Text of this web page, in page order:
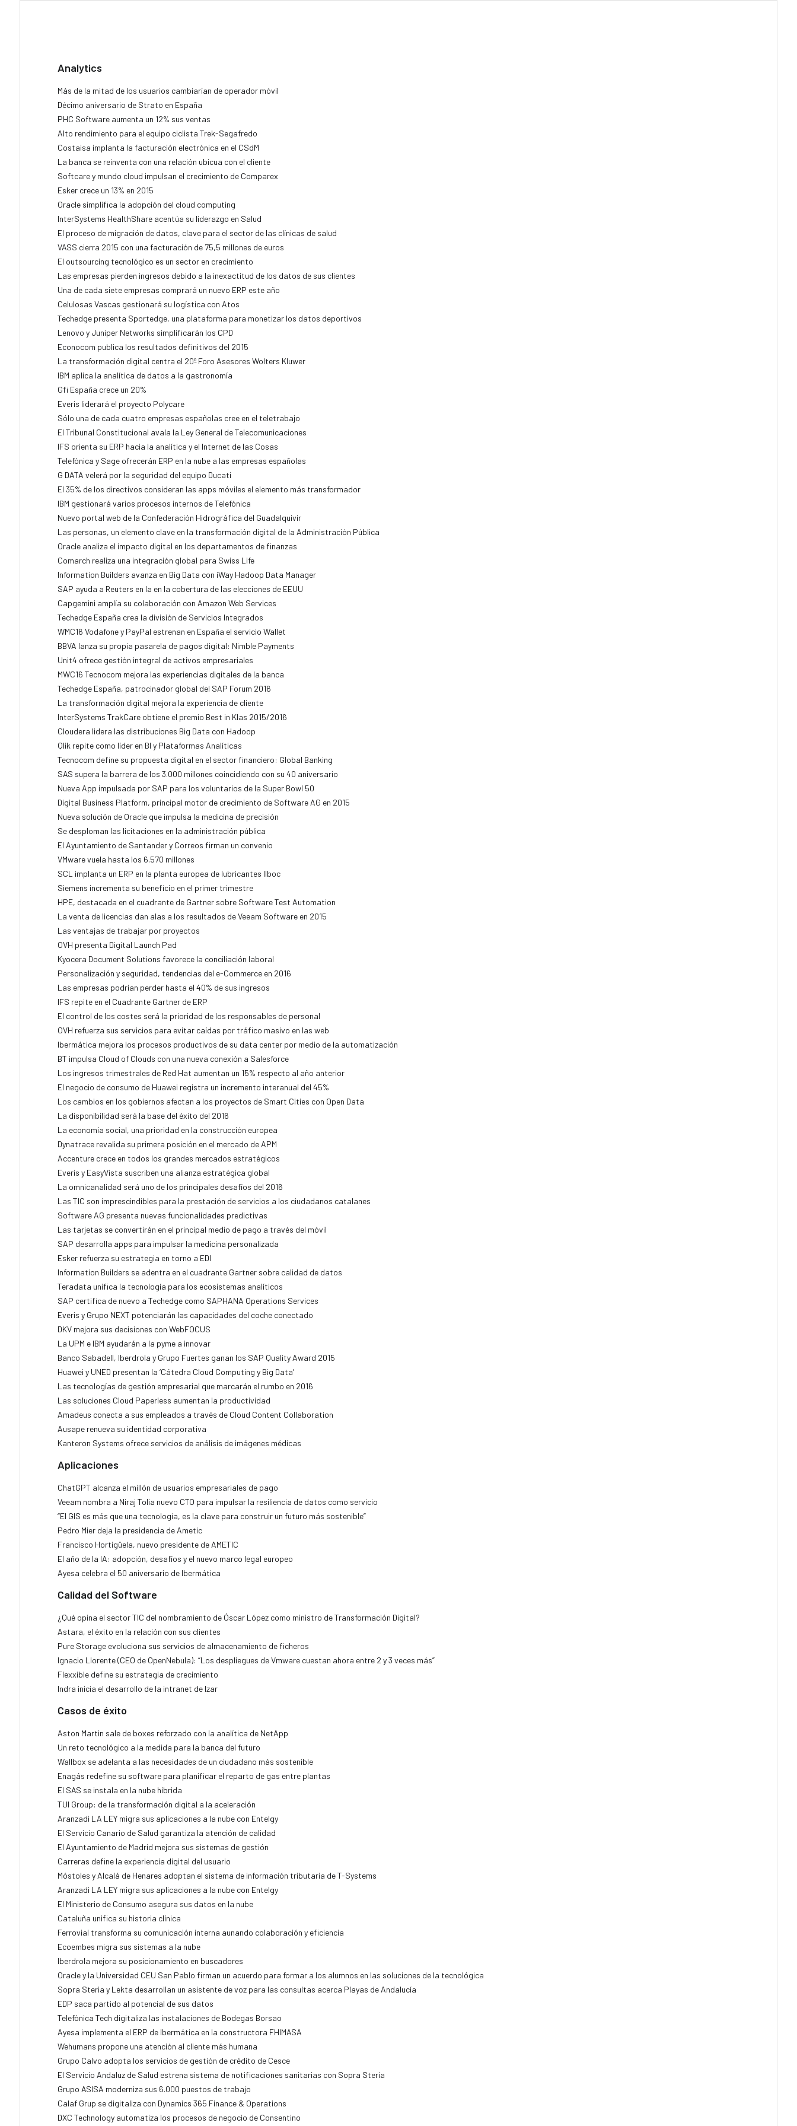
Analytics
Más de la mitad de los usuarios cambiarían de operador móvil
Décimo aniversario de Strato en España
PHC Software aumenta un 12% sus ventas
Alto rendimiento para el equipo ciclista Trek-Segafredo
Costaisa implanta la facturación electrónica en el CSdM
La banca se reinventa con una relación ubicua con el cliente
Softcare y mundo cloud impulsan el crecimiento de Comparex
Esker crece un 13% en 2015
Oracle simplifica la adopción del cloud computing
InterSystems HealthShare acentúa su liderazgo en Salud
El proceso de migración de datos, clave para el sector de las clínicas de salud
VASS cierra 2015 con una facturación de 75,5 millones de euros
El outsourcing tecnológico es un sector en crecimiento
Las empresas pierden ingresos debido a la inexactitud de los datos de sus clientes
Una de cada siete empresas comprará un nuevo ERP este año
Celulosas Vascas gestionará su logística con Atos
Techedge presenta Sportedge, una plataforma para monetizar los datos deportivos
Lenovo y Juniper Networks simplificarán los CPD
Econocom publica los resultados definitivos del 2015
La transformación digital centra el 20º Foro Asesores Wolters Kluwer
IBM aplica la analítica de datos a la gastronomía
Gfi España crece un 20%
Everis liderará el proyecto Polycare
Sólo una de cada cuatro empresas españolas cree en el teletrabajo
El Tribunal Constitucional avala la Ley General de Telecomunicaciones
IFS orienta su ERP hacia la analítica y el Internet de las Cosas
Telefónica y Sage ofrecerán ERP en la nube a las empresas españolas
G DATA velerá por la seguridad del equipo Ducati
El 35% de los directivos consideran las apps móviles el elemento más transformador
IBM gestionará varios procesos internos de Telefónica
Nuevo portal web de la Confederación Hidrográfica del Guadalquivir
Las personas, un elemento clave en la transformación digital de la Administración Pública
Oracle analiza el impacto digital en los departamentos de finanzas
Comarch realiza una integración global para Swiss Life
Information Builders avanza en Big Data con iWay Hadoop Data Manager
SAP ayuda a Reuters en la en la cobertura de las elecciones de EEUU
Capgemini amplía su colaboración con Amazon Web Services
Techedge España crea la división de Servicios Integrados
WMC16 Vodafone y PayPal estrenan en España el servicio Wallet
BBVA lanza su propia pasarela de pagos digital: Nimble Payments
Unit4 ofrece gestión integral de activos empresariales
MWC16 Tecnocom mejora las experiencias digitales de la banca
Techedge España, patrocinador global del SAP Forum 2016
La transformación digital mejora la experiencia de cliente
InterSystems TrakCare obtiene el premio Best in Klas 2015/2016
Cloudera lidera las distribuciones Big Data con Hadoop
Qlik repite como líder en BI y Plataformas Analíticas
Tecnocom define su propuesta digital en el sector financiero: Global Banking
SAS supera la barrera de los 3.000 millones coincidiendo con su 40 aniversario
Nueva App impulsada por SAP para los voluntarios de la Super Bowl 50
Digital Business Platform, principal motor de crecimiento de Software AG en 2015
Nueva solución de Oracle que impulsa la medicina de precisión
Se desploman las licitaciones en la administración pública
El Ayuntamiento de Santander y Correos firman un convenio
VMware vuela hasta los 6.570 millones
SCL implanta un ERP en la planta europea de lubricantes Ilboc
Siemens incrementa su beneficio en el primer trimestre
HPE, destacada en el cuadrante de Gartner sobre Software Test Automation
La venta de licencias dan alas a los resultados de Veeam Software en 2015
Las ventajas de trabajar por proyectos
OVH presenta Digital Launch Pad
Kyocera Document Solutions favorece la conciliación laboral
Personalización y seguridad, tendencias del e-Commerce en 2016
Las empresas podrían perder hasta el 40% de sus ingresos
IFS repite en el Cuadrante Gartner de ERP
El control de los costes será la prioridad de los responsables de personal
OVH refuerza sus servicios para evitar caídas por tráfico masivo en las web
Ibermática mejora los procesos productivos de su data center por medio de la automatización
BT impulsa Cloud of Clouds con una nueva conexión a Salesforce
Los ingresos trimestrales de Red Hat aumentan un 15% respecto al año anterior
El negocio de consumo de Huawei registra un incremento interanual del 45%
Los cambios en los gobiernos afectan a los proyectos de Smart Cities con Open Data
La disponibilidad será la base del éxito del 2016
La economía social, una prioridad en la construcción europea
Dynatrace revalida su primera posición en el mercado de APM
Accenture crece en todos los grandes mercados estratégicos
Everis y EasyVista suscriben una alianza estratégica global
La omnicanalidad será uno de los principales desafíos del 2016
Las TIC son imprescindibles para la prestación de servicios a los ciudadanos catalanes
Software AG presenta nuevas funcionalidades predictivas
Las tarjetas se convertirán en el principal medio de pago a través del móvil
SAP desarrolla apps para impulsar la medicina personalizada
Esker refuerza su estrategia en torno a EDI
Information Builders se adentra en el cuadrante Gartner sobre calidad de datos
Teradata unifica la tecnología para los ecosistemas analíticos
SAP certifica de nuevo a Techedge como SAPHANA Operations Services
Everis y Grupo NEXT potenciarán las capacidades del coche conectado
DKV mejora sus decisiones con WebFOCUS
La UPM e IBM ayudarán a la pyme a innovar
Banco Sabadell, Iberdrola y Grupo Fuertes ganan los SAP Quality Award 2015
Huawei y UNED presentan la ‘Cátedra Cloud Computing y Big Data’
Las tecnologías de gestión empresarial que marcarán el rumbo en 2016
Las soluciones Cloud Paperless aumentan la productividad
Amadeus conecta a sus empleados a través de Cloud Content Collaboration
Ausape renueva su identidad corporativa
Kanteron Systems ofrece servicios de análisis de imágenes médicas
Aplicaciones
ChatGPT alcanza el millón de usuarios empresariales de pago
Veeam nombra a Niraj Tolia nuevo CTO para impulsar la resiliencia de datos como servicio
“El GIS es más que una tecnología, es la clave para construir un futuro más sostenible”
Pedro Mier deja la presidencia de Ametic
Francisco Hortigüela, nuevo presidente de AMETIC
El año de la IA: adopción, desafíos y el nuevo marco legal europeo
Ayesa celebra el 50 aniversario de Ibermática
Calidad del Software
¿Qué opina el sector TIC del nombramiento de Óscar López como ministro de Transformación Digital?
Astara, el éxito en la relación con sus clientes
Pure Storage evoluciona sus servicios de almacenamiento de ficheros
Ignacio Llorente (CEO de OpenNebula): “Los despliegues de Vmware cuestan ahora entre 2 y 3 veces más”
Flexxible define su estrategia de crecimiento
Indra inicia el desarrollo de la intranet de Izar
Casos de éxito
Aston Martin sale de boxes reforzado con la analítica de NetApp
Un reto tecnológico a la medida para la banca del futuro
Wallbox se adelanta a las necesidades de un ciudadano más sostenible
Enagás redefine su software para planificar el reparto de gas entre plantas
El SAS se instala en la nube híbrida
TUI Group: de la transformación digital a la aceleración
Aranzadi LA LEY migra sus aplicaciones a la nube con Entelgy
El Servicio Canario de Salud garantiza la atención de calidad
El Ayuntamiento de Madrid mejora sus sistemas de gestión
Carreras define la experiencia digital del usuario
Móstoles y Alcalá de Henares adoptan el sistema de información tributaria de T-Systems
Aranzadi LA LEY migra sus aplicaciones a la nube con Entelgy
El Ministerio de Consumo asegura sus datos en la nube
Cataluña unifica su historia clínica
Ferrovial transforma su comunicación interna aunando colaboración y eficiencia
Ecoembes migra sus sistemas a la nube
Iberdrola mejora su posicionamiento en buscadores
Oracle y la Universidad CEU San Pablo firman un acuerdo para formar a los alumnos en las soluciones de la tecnológica
Sopra Steria y Lekta desarrollan un asistente de voz para las consultas acerca Playas de Andalucía
EDP saca partido al potencial de sus datos
Telefónica Tech digitaliza las instalaciones de Bodegas Borsao
Ayesa implementa el ERP de Ibermática en la constructora FHIMASA
Wehumans propone una atención al cliente más humana
Grupo Calvo adopta los servicios de gestión de crédito de Cesce
El Servicio Andaluz de Salud estrena sistema de notificaciones sanitarias con Sopra Steria
Grupo ASISA moderniza sus 6.000 puestos de trabajo
Calaf Grup se digitaliza con Dynamics 365 Finance & Operations
DXC Technology automatiza los procesos de negocio de Consentino